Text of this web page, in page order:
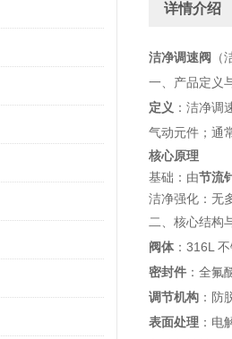
详情介绍
洁净调速阀
一、产品定义
定义 ：洁净
气动元件；通
核心原理
基础：由节流
洁净强化：无
二、核心结构
阀体：316L
密封件 ：全氟
调节机构 ：防
表面处理 ：电